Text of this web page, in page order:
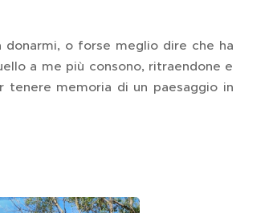
o forse meglio dire che ha
a me più consono, ritraendone e
memoria di un paesaggio in